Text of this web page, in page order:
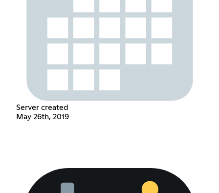
Server created
May 26th, 2019